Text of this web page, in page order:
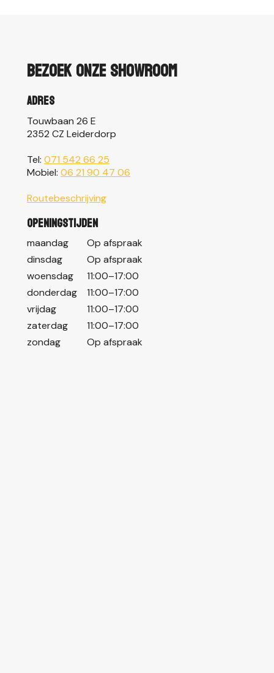
Bezoek onze showroom
Adres
Touwbaan 26 E
2352 CZ Leiderdorp
Tel: 071 542 66 25
Mobiel: 06 21 90 47 06
Routebeschrijving
Openingstijden
maandag
Op afspraak
dinsdag
Op afspraak
woensdag
11:00–17:00
donderdag
11:00–17:00
vrijdag
11:00–17:00
zaterdag
11:00–17:00
zondag
Op afspraak